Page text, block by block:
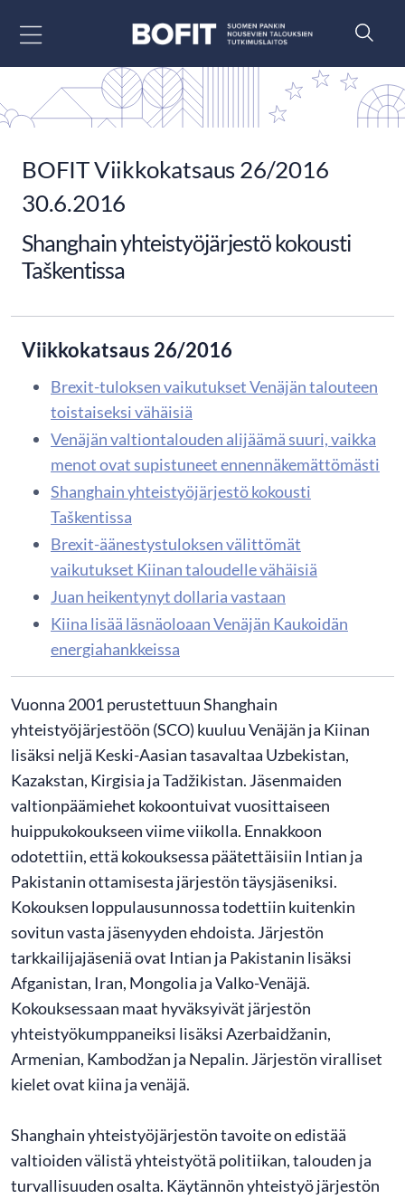
BOFIT Viikkokatsaus 26/2016
30.6.2016
Shanghain yhteistyöjärjestö kokousti
Taškentissa
Viikkokatsaus 26/2016
Brexit-tuloksen vaikutukset Venäjän talouteen
toistaiseksi vähäisiä
Venäjän valtiontalouden alijäämä suuri, vaikka
menot ovat supistuneet ennennäkemättömästi
Shanghain yhteistyöjärjestö kokousti
Taškentissa
Brexit-äänestystuloksen välittömät
vaikutukset Kiinan taloudelle vähäisiä
Juan heikentynyt dollaria vastaan
Kiina lisää läsnäoloaan Venäjän Kaukoidän
energiahankkeissa
​Vuonna 2001 perustettuun Shanghain
yhteistyöjärjestöön (SCO) kuuluu Venäjän ja Kiinan
lisäksi neljä Keski-Aasian tasavaltaa Uzbekistan,
Kazakstan, Kirgisia ja Tadžikistan. Jäsenmaiden
valtionpäämiehet kokoontuivat vuosittaiseen
huippukokoukseen viime viikolla. Ennakkoon
odotettiin, että kokouksessa päätettäisiin Intian ja
Pakistanin ottamisesta järjestön täysjäseniksi.
Kokouksen loppulausunnossa todettiin kuitenkin
sovitun vasta jäsenyyden ehdoista. Järjestön
tarkkailijajäseniä ovat Intian ja Pakistanin lisäksi
Afganistan, Iran, Mongolia ja Valko-Venäjä.
Kokouksessaan maat hyväksyivät järjestön
yhteistyökumppaneiksi lisäksi Azerbaidžanin,
Armenian, Kambodžan ja Nepalin. Järjestön viralliset
kielet ovat kiina ja venäjä.
Shanghain yhteistyöjärjestön tavoite on edistää
valtioiden välistä yhteistyötä politiikan, talouden ja
turvallisuuden osalta. Käytännön yhteistyö järjestön